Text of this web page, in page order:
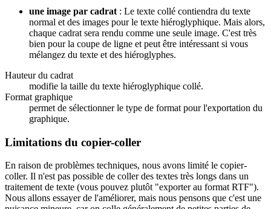
une image par cadrat : Le texte collé contiendra du texte
normal et des images pour le texte hiéroglyphique. Mais alors,
chaque cadrat sera rendu comme une seule image. C'est très
bien pour la coupe de ligne et peut être intéressant si vous
mélangez du texte et des hiéroglyphes.
Hauteur du cadrat
modifie la taille du texte hiéroglyphique collé.
Format graphique
permet de sélectionner le type de format pour l'exportation du
graphique.
Limitations du copier-coller
En raison de problèmes techniques, nous avons limité le copier-
coller. Il n'est pas possible de coller des textes très longs dans un
traitement de texte (vous pouvez plutôt "exporter au format RTF").
Nous allons essayer de l'améliorer, mais nous pensons que c'est une